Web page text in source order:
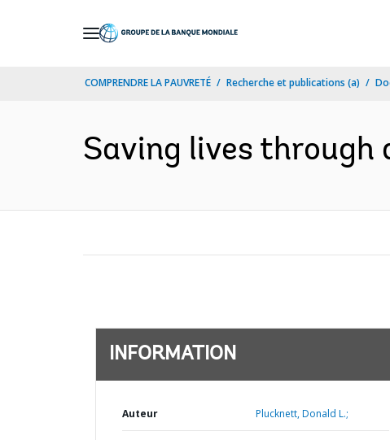
COMPRENDRE LA PAUVRETÉ Recherche et publications (a)
Saving lives through
INFORMATION
Auteur Plucknett, Donald L.;